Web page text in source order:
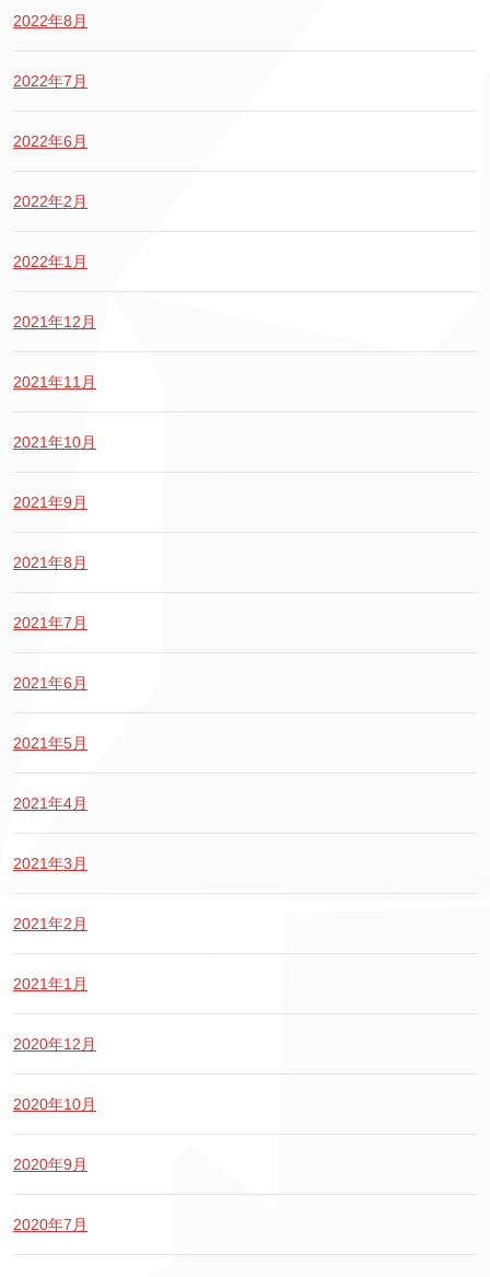
2022年8月
2022年7月
2022年6月
2022年2月
2022年1月
2021年12月
2021年11月
2021年10月
2021年9月
2021年8月
2021年7月
2021年6月
2021年5月
2021年4月
2021年3月
2021年2月
2021年1月
2020年12月
2020年10月
2020年9月
2020年7月